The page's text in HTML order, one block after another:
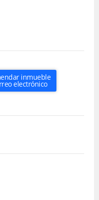
inmueble
electrónico